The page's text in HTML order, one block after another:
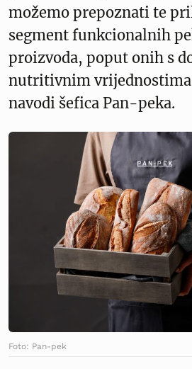
možemo prepoznati te
segment funkcionalnih
proizvoda, poput onih s
nutritivnim
navodi šefica Pan-peka.
Foto: Pan-pek